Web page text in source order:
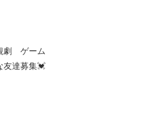
ゲーム
達募集💓